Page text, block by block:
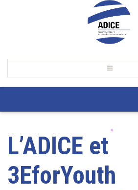
L’ADICE et
3EforYouth